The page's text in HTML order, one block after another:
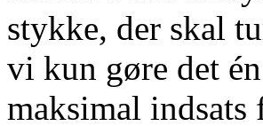
stykke, der skal
vi kun gøre det
maksimal indsats